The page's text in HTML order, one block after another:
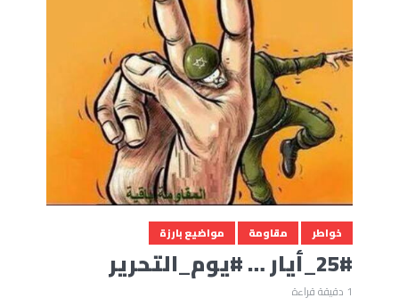
خواطر مقاومة مواضيع بارزة
25#_أيار … #يوم_التحرير
1 دقيقة قراءة